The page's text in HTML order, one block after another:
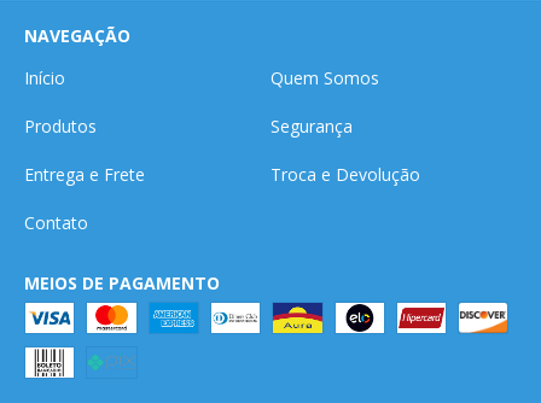
NAVEGAÇÃO
Início
Quem Somos
Produtos Segurança
Entrega e Frete Troca e Devolução
Contato
MEIOS DE PAGAMENTO